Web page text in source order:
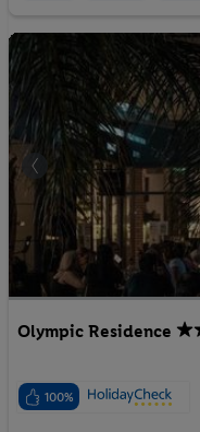
Olympic Residence
100%